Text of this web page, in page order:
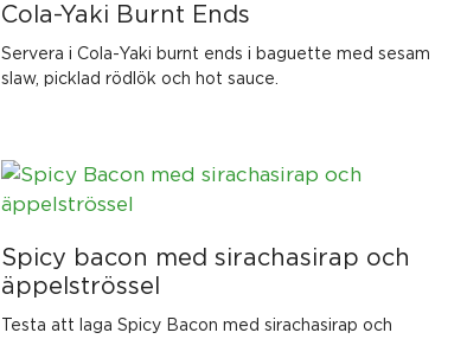
Cola-Yaki Burnt Ends
Servera i Cola-Yaki burnt ends i baguette med sesam
slaw, picklad rödlök och hot sauce.
Spicy bacon med sirachasirap och
äppelströssel
Testa att laga Spicy Bacon med sirachasirap och